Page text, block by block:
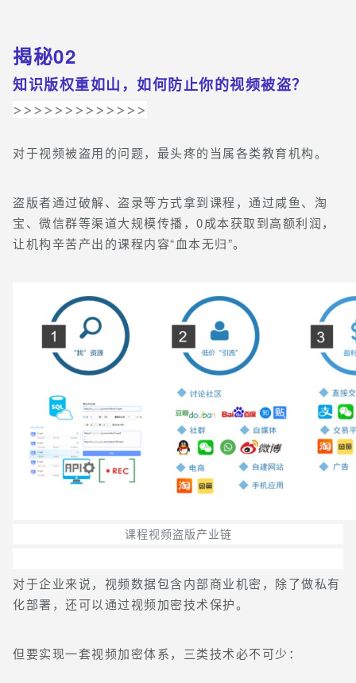
揭秘02
知识版权重如山，如何防止你的视频被盗？
>>>>>>>>>>>>>
对于视频被盗用的问题，最头疼的当属各类教育机构。
盗版者通过破解、盗录等方式拿到课程，通过咸鱼、淘
宝、微信群等渠道大规模传播，0成本获取到高额利润，
让机构辛苦产出的课程内容“血本无归”。
课程视频盗版产业链
对于企业来说，视频数据包含内部商业机密，除了做私有
化部署，还可以通过视频加密技术保护。
但要实现一套视频加密体系，三类技术必不可少：